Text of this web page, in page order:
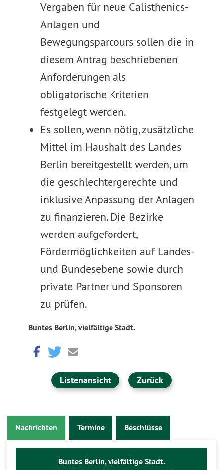
Vergaben für neue Calisthenics-
Anlagen und
Bewegungsparcours sollen die in
diesem Antrag beschriebenen
Anforderungen als
obligatorische Kriterien
festgelegt werden.
Es sollen, wenn nötig, zusätzliche
Mittel im Haushalt des Landes
Berlin bereitgestellt werden, um
die geschlechtergerechte und
inklusive Anpassung der Anlagen
zu finanzieren. Die Bezirke
werden aufgefordert,
Fördermöglichkeiten auf Landes-
und Bundesebene sowie durch
private Partner und Sponsoren
zu prüfen.
Buntes Berlin, vielfältige Stadt.
Listenansicht Zurück
Nachrichten Termine Beschlüsse
Buntes Berlin, vielfältige Stadt.